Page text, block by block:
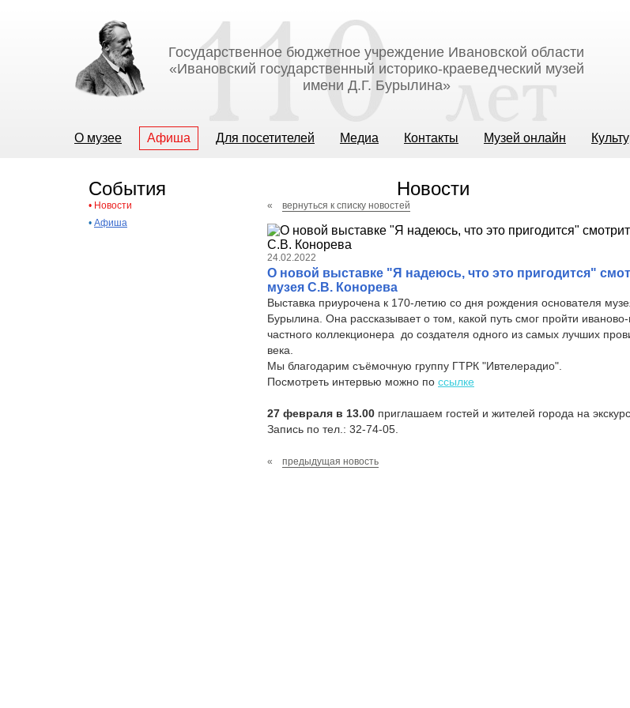
Государственное бюджетное учреждение Ивановской области
«Ивановский государственный историко-краеведческий музей
имени Д.Г. Бурылина»
О музее Афиша Для посетителей Медиа Контакты Музей онлайн
События
• Новости
• Афиша
Новости
« вернуться к списку новостей
24.02.2022
О новой выставке "Я надеюсь, что это пригодится"
музея С.В. Конорева
Выставка приурочена к 170-летию со дня рождения основателя
Бурылина. Она рассказывает о том, какой путь смог пройти
частного коллекционера до создателя одного из самых лучших
века.
Мы благодарим съёмочную группу ГТРК "Ивтелерадио".
Посмотреть интервью можно по ссылке
27 февраля в 13.00 приглашаем гостей и жителей города на
Запись по тел.: 32-74-05.
« предыдущая новость